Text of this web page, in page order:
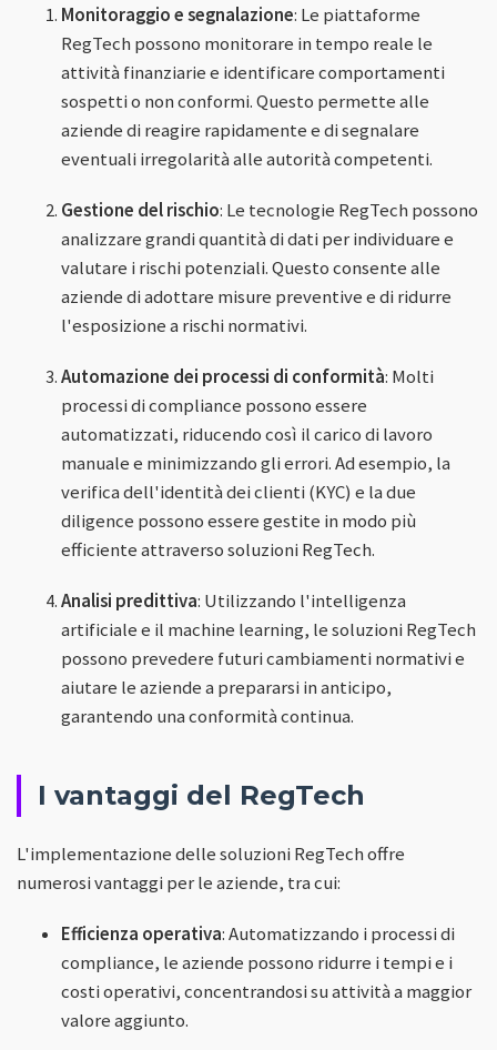
Monitoraggio e segnalazione: Le piattaforme
RegTech possono monitorare in tempo reale le
attività finanziarie e identificare comportamenti
sospetti o non conformi. Questo permette alle
aziende di reagire rapidamente e di segnalare
eventuali irregolarità alle autorità competenti.
Gestione del rischio: Le tecnologie RegTech possono
analizzare grandi quantità di dati per individuare e
valutare i rischi potenziali. Questo consente alle
aziende di adottare misure preventive e di ridurre
l'esposizione a rischi normativi.
Automazione dei processi di conformità: Molti
processi di compliance possono essere
automatizzati, riducendo così il carico di lavoro
manuale e minimizzando gli errori. Ad esempio, la
verifica dell'identità dei clienti (KYC) e la due
diligence possono essere gestite in modo più
efficiente attraverso soluzioni RegTech.
Analisi predittiva: Utilizzando l'intelligenza
artificiale e il machine learning, le soluzioni RegTech
possono prevedere futuri cambiamenti normativi e
aiutare le aziende a prepararsi in anticipo,
garantendo una conformità continua.
I vantaggi del RegTech
L'implementazione delle soluzioni RegTech offre
numerosi vantaggi per le aziende, tra cui:
Efficienza operativa: Automatizzando i processi di
compliance, le aziende possono ridurre i tempi e i
costi operativi, concentrandosi su attività a maggior
valore aggiunto.